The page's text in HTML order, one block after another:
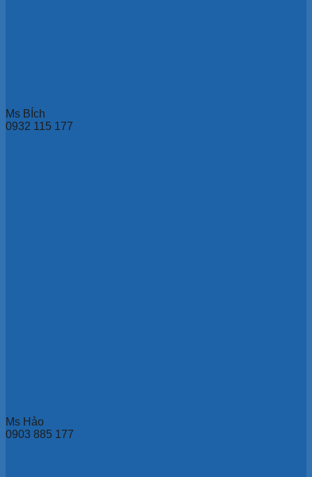
Ms BÍch
0932 115 177
Ms Hảo
0903 885 177